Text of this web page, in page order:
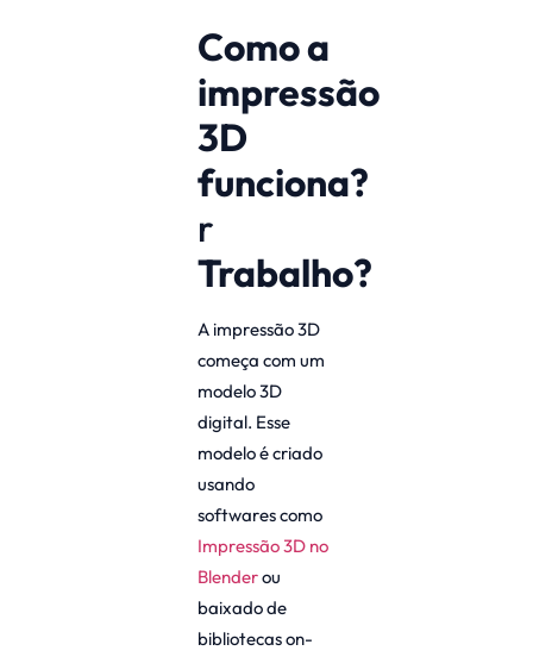
Como a
impressão
3D
funciona?
r
Trabalho?
A impressão 3D
começa com um
modelo 3D
digital. Esse
modelo é criado
usando
softwares como
Impressão 3D no
Blenderou
baixado de
bibliotecas on-